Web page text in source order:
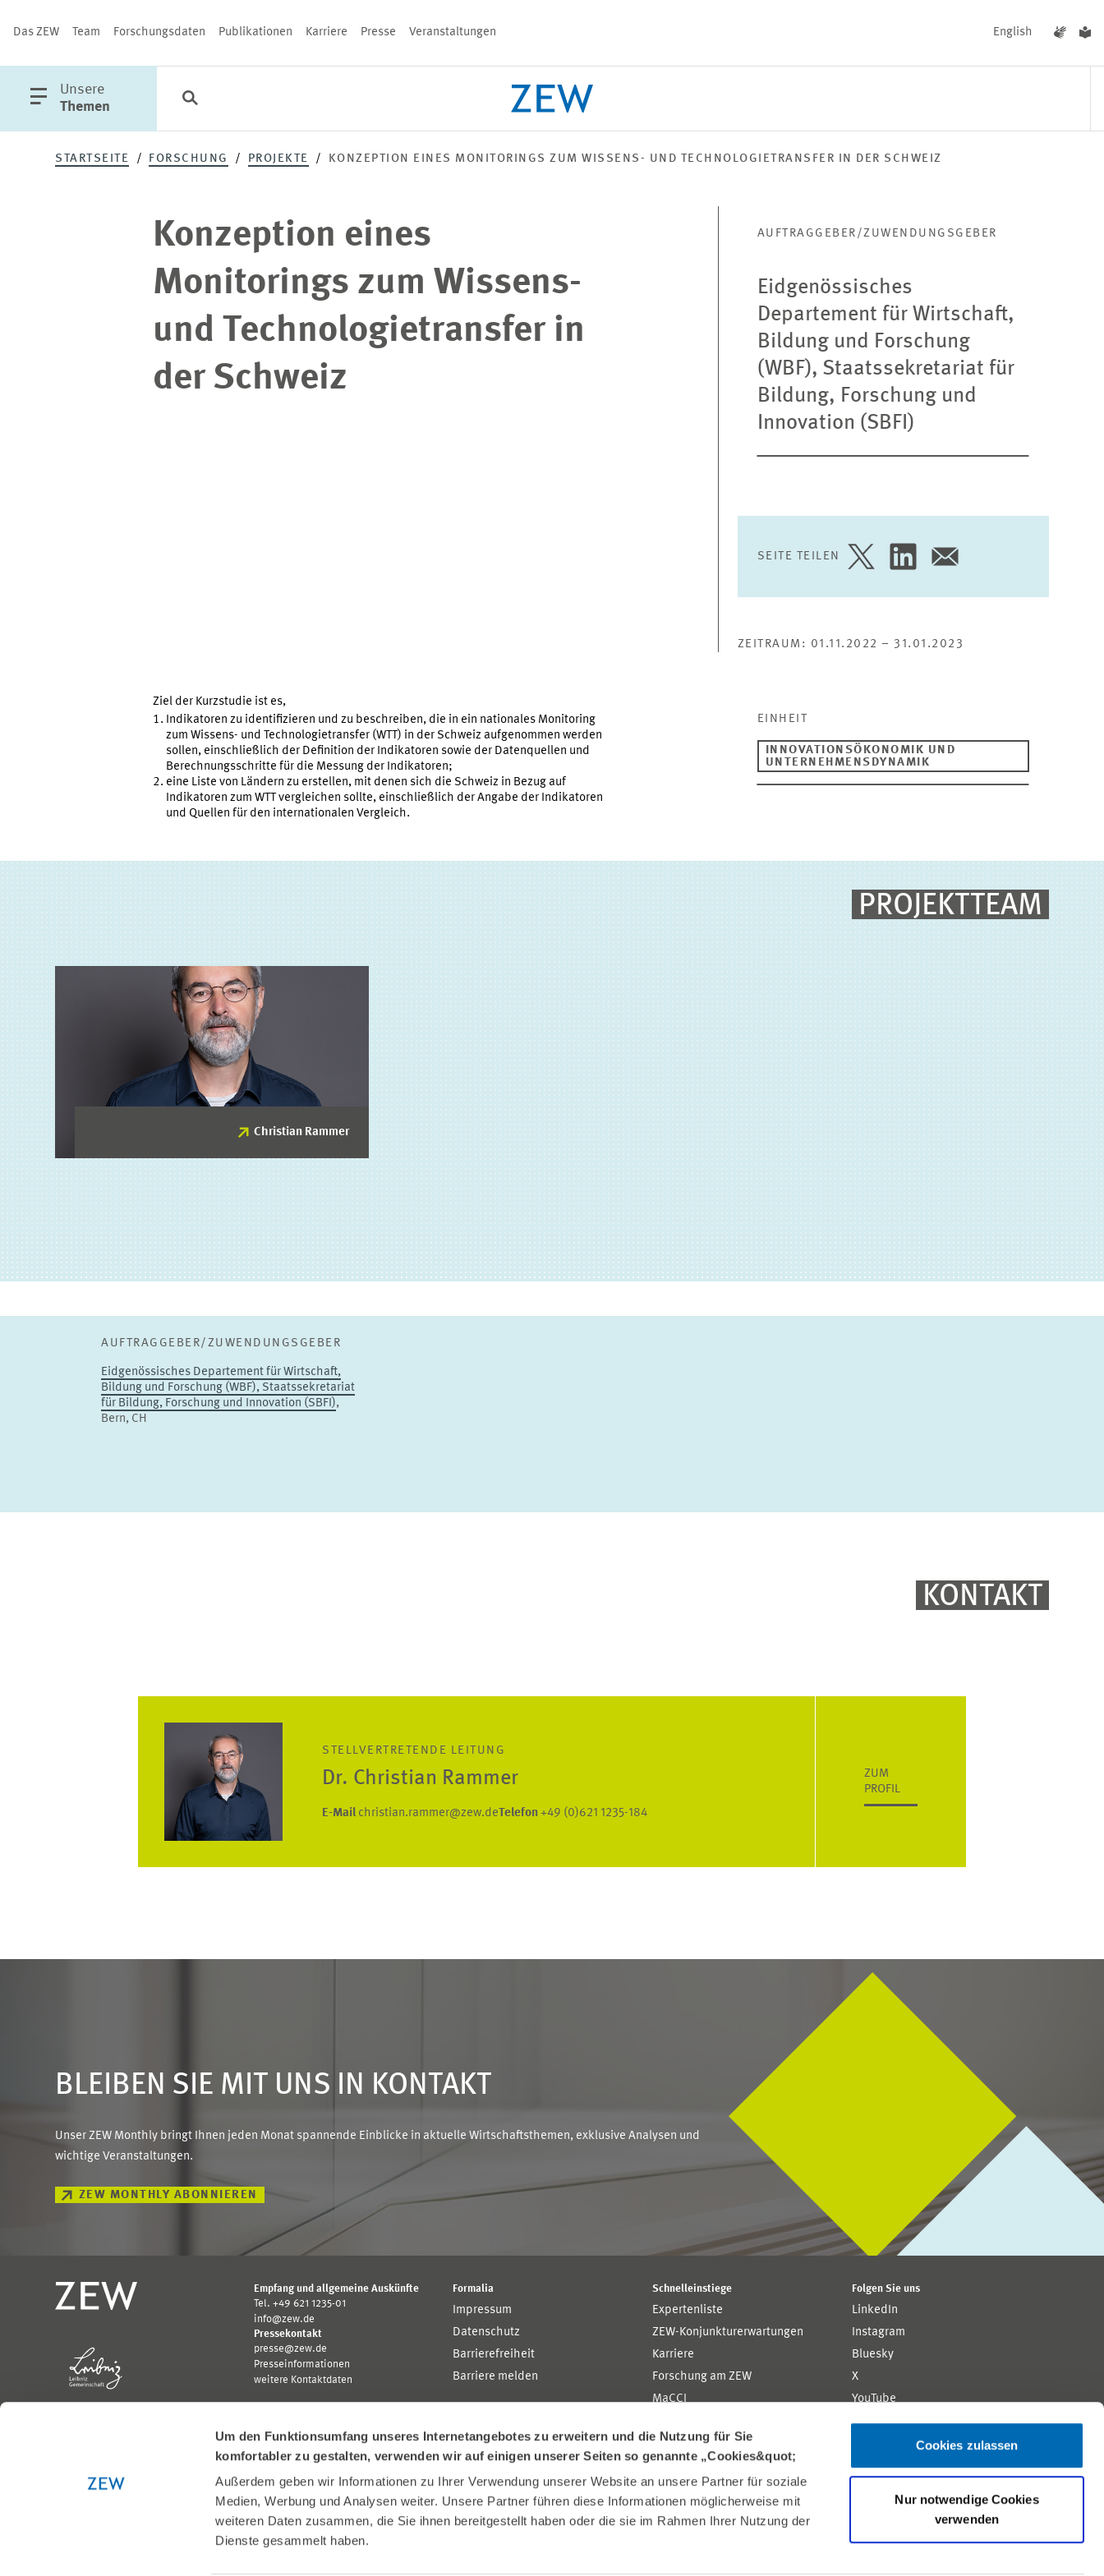
Um den Funktionsumfang unseres Internetangebotes zu erweitern und die Nutzung für Sie
komfortabler zu gestalten, verwenden wir auf einigen unserer Seiten so genannte „Cookies&quot;
Außerdem geben wir Informationen zu Ihrer Verwendung unserer Website an unsere Partner für soziale
Medien, Werbung und Analysen weiter. Unsere Partner führen diese Informationen möglicherweise mit
weiteren Daten zusammen, die Sie ihnen bereitgestellt haben oder die sie im Rahmen Ihrer Nutzung der
Dienste gesammelt haben.
Cookies zulassen
Nur notwendige Cookies
verwenden
Das ZEW Team Forschungsdaten Publikationen Karriere Presse Veranstaltungen English
öffne
Hauptmenü
Unsere
Themen
Kategorien
Schließen
Konzeption
Monitorings
Wissens-
STARTSEITE FORSCHUNG PROJEKTE KONZEPTION EINES MONITORINGS ZUM WISSENS- UND TECHNOLOGIETRANSFER IN DER SCHWEIZ
Konzeption eines
Monitorings zum Wissens-
und Technologietransfer in
der Schweiz
AUFTRAGGEBER/ZUWENDUNGSGEBER
Eidgenössisches
Departement für Wirtschaft,
Bildung und Forschung
(WBF), Staatssekretariat für
Bildung, Forschung und
Innovation (SBFI)
SEITE TEILEN
SEITE
TWITTER
SEITE
LINKEDIN
SEITE
E-
ZEITRAUM: 01.11.2022 – 31.01.2023
Ziel der Kurzstudie ist es,
Indikatoren zu identifizieren und zu beschreiben, die in ein nationales Monitoring
zum Wissens- und Technologietransfer (WTT) in der Schweiz aufgenommen werden
sollen, einschließlich der Definition der Indikatoren sowie der Datenquellen und
Berechnungsschritte für die Messung der Indikatoren;
eine Liste von Ländern zu erstellen, mit denen sich die Schweiz in Bezug auf
Indikatoren zum WTT vergleichen sollte, einschließlich der Angabe der Indikatoren
und Quellen für den internationalen Vergleich.
EINHEIT
INNOVATIONSÖKONOMIK UND
UNTERNEHMENSDYNAMIK
PROJEKTTEAM
Christian Rammer
ZUM PROFIL
AUFTRAGGEBER/ZUWENDUNGSGEBER
Eidgenössisches Departement für Wirtschaft,
Bildung und Forschung (WBF), Staatssekretariat
für Bildung, Forschung und Innovation (SBFI),
Bern, CH
KONTAKT
STELLVERTRETENDE LEITUNG
Dr. Christian Rammer
E-Mail christian.rammer@zew.deTelefon +49 (0)621 1235-184
ZUM
PROFIL
BLEIBEN SIE MIT UNS IN KONTAKT
Unser ZEW Monthly bringt Ihnen jeden Monat spannende Einblicke in aktuelle Wirtschaftsthemen, exklusive Analysen und
wichtige Veranstaltungen.
ZEW MONTHLY ABONNIEREN
Empfang und allgemeine Auskünfte
Tel. +49 621 1235-01
info@zew.de
Pressekontakt
presse@zew.de
Presseinformationen
weitere Kontaktdaten
Formalia
Impressum
Datenschutz
Barrierefreiheit
Barriere melden
Schnelleinstiege
Expertenliste
ZEW-Konjunkturerwartungen
Karriere
Forschung am ZEW
MaCCI
Folgen Sie uns
LinkedIn
Instagram
Bluesky
X
YouTube
Flickr
Gefördert von:
Ministerium
Wissenschaft,